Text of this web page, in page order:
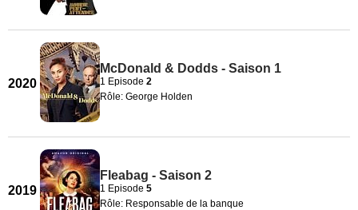
2020
McDonald & Dodds - Saison 1
1 Episode 2
Rôle: George Holden
2019
Fleabag - Saison 2
1 Episode 5
Rôle: Responsable de la banque